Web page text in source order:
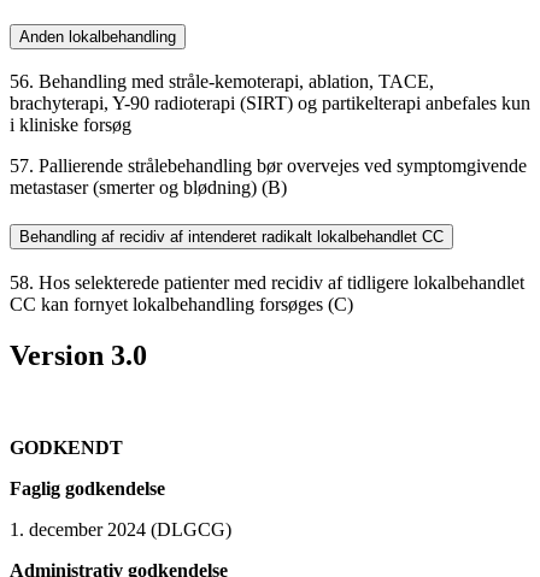
Anden lokalbehandling
56. Behandling med stråle-kemoterapi, ablation, TACE,
brachyterapi, Y-90 radioterapi (SIRT) og partikelterapi anbefales kun
i kliniske forsøg
57. Pallierende strålebehandling bør overvejes ved symptomgivende
metastaser (smerter og blødning) (B)
Behandling af recidiv af intenderet radikalt lokalbehandlet CC
58. Hos selekterede patienter med recidiv af tidligere lokalbehandlet
CC kan fornyet lokalbehandling forsøges (C)
Version 3.0
GODKENDT
Faglig godkendelse
1. december 2024 (DLGCG)
Administrativ godkendelse